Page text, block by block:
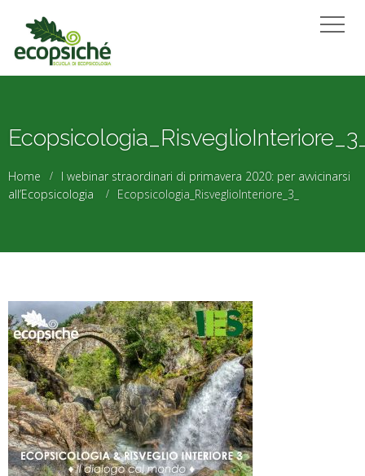
Home
I webinar straordinari di primavera 2020: per avvicinarsi
all’Ecopsicologia
Ecopsicologia_RisveglioInteriore_3_